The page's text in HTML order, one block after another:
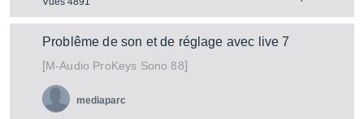
Problême de son et de réglage avec live 7
[M-Audio ProKeys Sono 88]
mediaparc